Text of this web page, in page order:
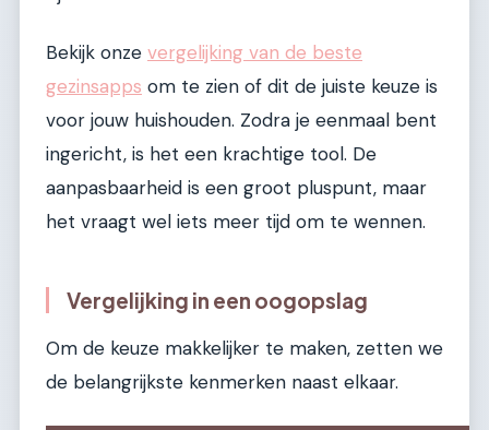
Bekijk onze vergelijking van de beste
gezinsapps om te zien of dit de juiste keuze is
voor jouw huishouden. Zodra je eenmaal bent
ingericht, is het een krachtige tool. De
aanpasbaarheid is een groot pluspunt, maar
het vraagt wel iets meer tijd om te wennen.
Vergelijking in een oogopslag
Om de keuze makkelijker te maken, zetten we
de belangrijkste kenmerken naast elkaar.